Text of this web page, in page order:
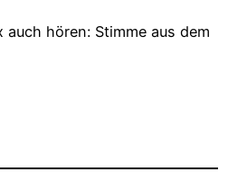
auch hören: Stimme aus dem